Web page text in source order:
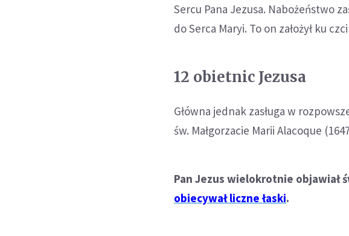
Sercu Pana Jezusa. Nabożeństwo
do Serca Maryi. To on założył ku
12 obietnic Jezusa
Główna jednak zasługa w
św. Małgorzacie Marii Alacoque
Pan Jezus wielokrotnie objawiał
obiecywał liczne łaski.